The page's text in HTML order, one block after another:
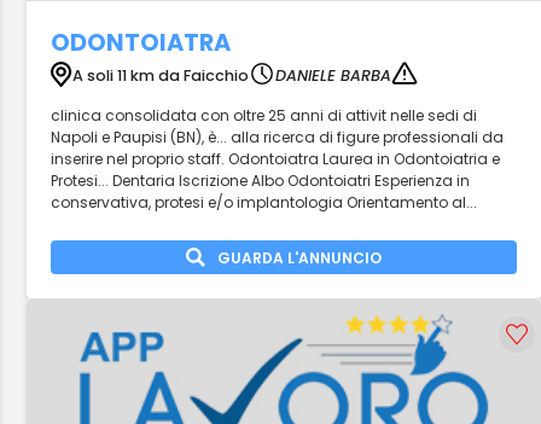
ODONTOIATRA
A soli 11 km da Faicchio
DANIELE BARBA
clinica consolidata con oltre 25 anni di attivit nelle sedi di
Napoli e Paupisi (BN), è... alla ricerca di figure professionali da
inserire nel proprio staff. Odontoiatra Laurea in Odontoiatria e
Protesi... Dentaria Iscrizione Albo Odontoiatri Esperienza in
conservativa, protesi e/o implantologia Orientamento al...
GUARDA L'ANNUNCIO